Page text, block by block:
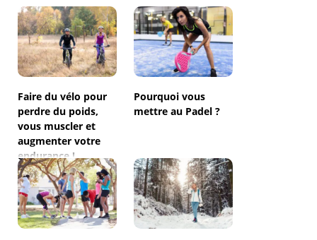
Faire du vélo pour
perdre du poids,
vous muscler et
augmenter votre
endurance !
Pourquoi vous
mettre au Padel ?